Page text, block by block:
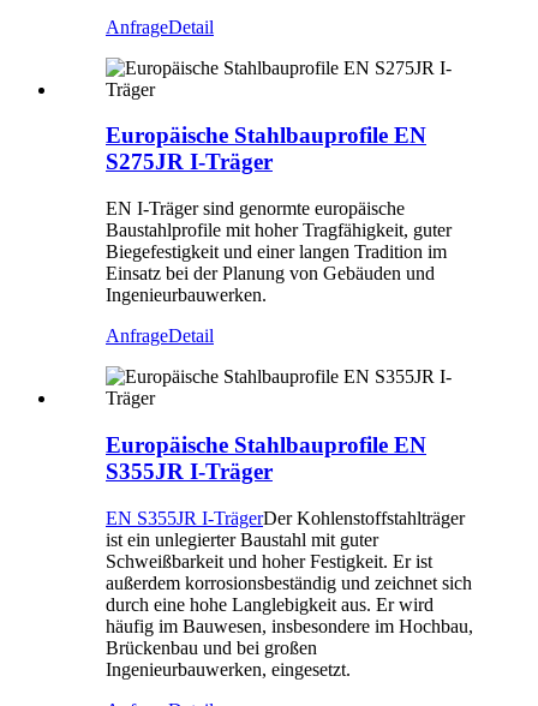
AnfrageDetail
Europäische Stahlbauprofile EN
S275JR I-Träger
EN I-Träger sind genormte europäische
Baustahlprofile mit hoher Tragfähigkeit, guter
Biegefestigkeit und einer langen Tradition im
Einsatz bei der Planung von Gebäuden und
Ingenieurbauwerken.
AnfrageDetail
Europäische Stahlbauprofile EN
S355JR I-Träger
EN S355JR I-TrägerDer Kohlenstoffstahlträger
ist ein unlegierter Baustahl mit guter
Schweißbarkeit und hoher Festigkeit. Er ist
außerdem korrosionsbeständig und zeichnet sich
durch eine hohe Langlebigkeit aus. Er wird
häufig im Bauwesen, insbesondere im Hochbau,
Brückenbau und bei großen
Ingenieurbauwerken, eingesetzt.